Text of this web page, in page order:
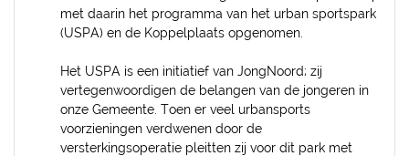
met daarin het programma van het urban sportspark
(USPA) en de Koppelplaats opgenomen.
Het USPA is een initiatief van JongNoord; zij
vertegenwoordigen de belangen van de jongeren in
onze Gemeente. Toen er veel urbansports
voorzieningen verdwenen door de
versterkingsoperatie pleitten zij voor dit park met